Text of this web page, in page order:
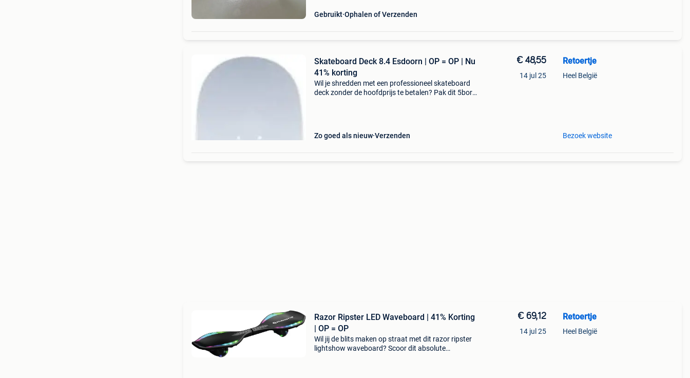
Gebruikt Ophalen of Verzenden
Skateboard Deck 8.4 Esdoorn | OP = OP | Nu
41% korting
Wil je shredden met een professioneel skateboard
deck zonder de hoofdprijs te betalen? Pak dit 5boro
Zo goed als nieuw Verzenden
€ 48,55
14 jul 25
Retoertje
Heel België
Bezoek website
Razor Ripster LED Waveboard | 41% Korting
| OP = OP
Wil jij de blits maken op straat met dit razor ripster
lightshow waveboard? Scoor dit absolute
€ 69,12
14 jul 25
Retoertje
Heel België